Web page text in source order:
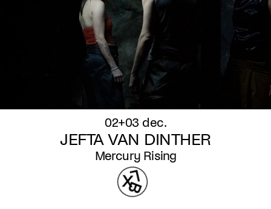
02+03 dec.
JEFTA VAN DINTHER
Mercury Rising